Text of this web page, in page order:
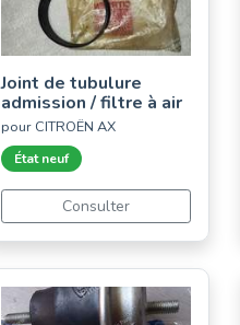
Joint de tubulure
admission / filtre à air
pour CITROËN AX
État neuf
Consulter